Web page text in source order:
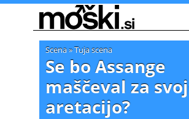
Scena»Tuja scena
Se bo Assange
maščeval za
aretacijo?